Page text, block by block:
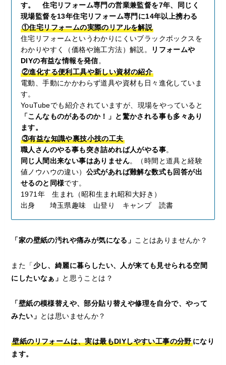
す。 住宅リフォーム専門の営業兼監督を7年、同じく
現場監督を13年住宅リフォーム専門に14年以上携わる
①住宅リフォームの実際のリアルを解説
住宅リフォームというわかりにくいブラックボックスを
わかりやすく（価格や施工方法）解説。
リフォームや
DIYの有益な情報を発信。
②進化する便利工具や新しい資材の紹介
電動、手動にかかわらず道具や資材も日々進化していま
す。
YouTubeでも紹介されていますが、現場をやっていると
「こんなものがあるのか！」と驚かされる事も多々あり
ます。
③有益な知識や裏技小技の工夫
職人さんのやる事も突き詰めれば人がやる事。
同じ人間出来ない事はありません。（時間と道具と経験
値ノウハウの違い） 公式があれば難解な数式も回答が出
せるのと同様です。
1971年 生まれ（昭和生まれ昭和大好き）
出身 埼玉県趣味 山登り キャンプ 読書
「家の壁紙の汚れや痛みが気になる」 ことはありませんか？
また「少し、綺麗に暮らしたい、人が来ても見せられる空間
にしたいなぁ」 と思うことは？
「壁紙の模様替えや、部分貼り替えや修理を自分で、やって
みたい」 とは思いませんか？
壁紙のリフォームは、実は最もDIYしやすい工事の分野になり
ます。